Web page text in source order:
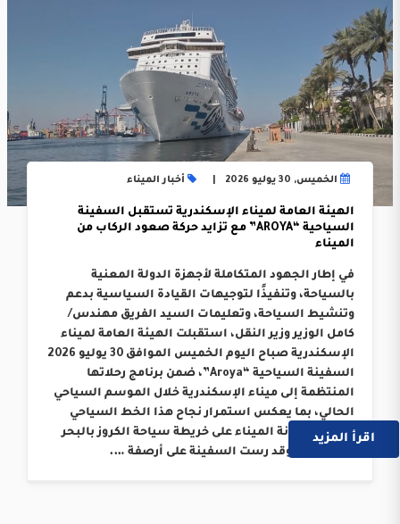
الخميس, 30 يوليو 2026 أخبار الميناء
الهيئة العامة لميناء الإسكندرية تستقبل السفينة
السياحية “AROYA” مع تزايد حركة صعود الركاب من
الميناء
في إطار الجهود المتكاملة لأجهزة الدولة المعنية
بالسياحة، وتنفيذًا لتوجيهات القيادة السياسية بدعم
وتنشيط السياحة، وتعليمات السيد الفريق مهندس/
كامل الوزير وزير النقل، استقبلت الهيئة العامة لميناء
الإسكندرية صباح اليوم الخميس الموافق 30 يوليو 2026
السفينة السياحية “Aroya”، ضمن برنامج رحلاتها
المنتظمة إلى ميناء الإسكندرية خلال الموسم السياحي
الحالي، بما يعكس استمرار نجاح هذا الخط السياحي
وترسيخ مكانة الميناء على خريطة سياحة الكروز بالبحر
المتوسط. وقد رست السفينة على أرصفة ….
اقرأ المزيد